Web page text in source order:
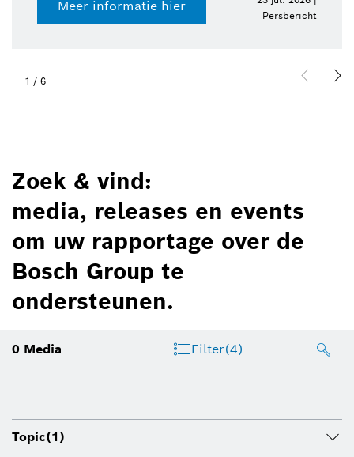
Meer informatie hier
Persbericht
1 / 6
Zoek & vind:
media, releases en events
om uw rapportage over de
Bosch Group te
ondersteunen.
0 Media Filter(4)
Topic(1)